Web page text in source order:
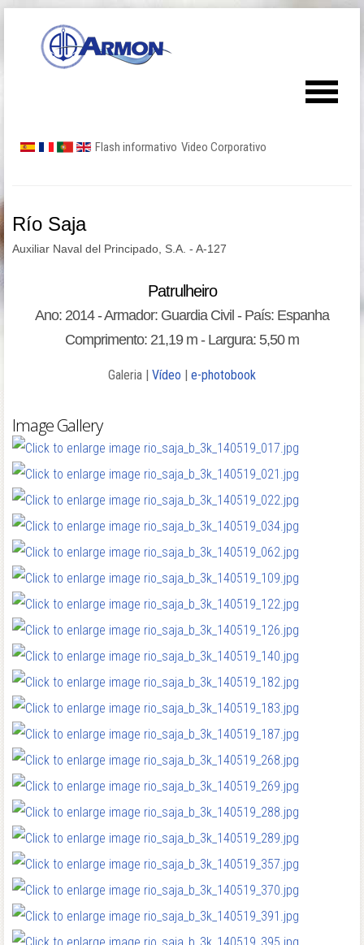
Flash informativo Video Corporativo
Río Saja
Auxiliar Naval del Principado, S.A. - A-127
Patrulheiro
Ano: 2014 - Armador: Guardia Civil - País: Espanha
Comprimento: 21,19 m - Largura: 5,50 m
Galeria | Vídeo | e-photobook
Image Gallery